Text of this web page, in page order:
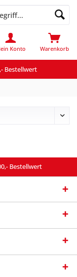
Bestellwert
Warenkorb
Konto
Bestellwert